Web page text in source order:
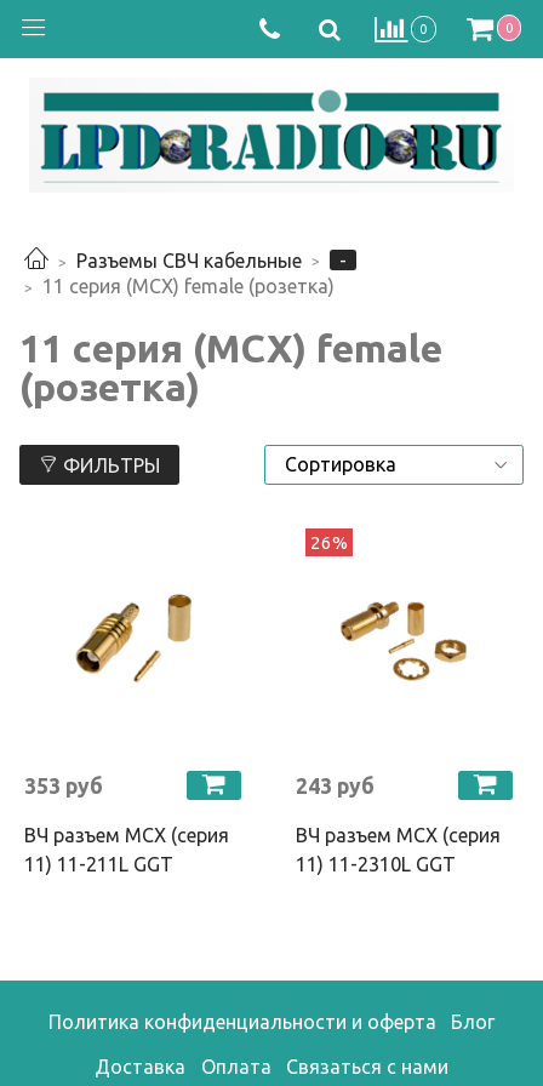
0 0
Разъемы СВЧ кабельные
-
11 серия (MCX) female (розетка)
11 серия (MCX) female
(розетка)
ФИЛЬТРЫ
353 руб
ВЧ разъем MCX (серия
11) 11-211L GGT
26%
243 руб
ВЧ разъем MCX (серия
11) 11-2310L GGT
Политика конфиденциальности и оферта Блог
Доставка Оплата Связаться с нами